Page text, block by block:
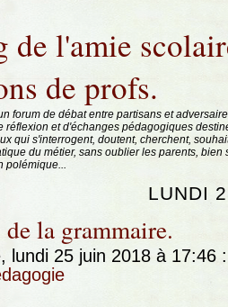
de l'amie
de profs.
forum de débat entre partisans et
réflexion et d'échanges pédagogiques
qui s'interrogent, doutent, cherchent,
du métier, sans oublier les parents, bien
polémique...
LUNDI
la grammaire.
lundi 25 juin 2018 à 17:46